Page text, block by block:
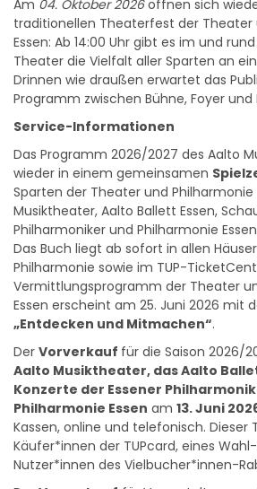
traditionellen Theaterfest der Theater
Essen: Ab 14:00 Uhr gibt es im und
Theater die Vielfalt aller Sparten an
Drinnen wie draußen erwartet das
Programm zwischen Bühne, Foyer
wieder in einem gemeinsamen
Sparten der Theater und Philharmonie
Musiktheater, Aalto Ballett Essen,
Philharmoniker und Philharmonie
Das Buch liegt ab sofort in allen
Philharmonie sowie im TUP-
Vermittlungsprogramm der Theater
Essen erscheint am 25. Juni 2026 mit
„Entdecken und Mitmachen“.
Aalto Musiktheater, das Aalto
Konzerte der Essener
Philharmonie Essenam13. Juni
Kassen, online und telefonisch. Dieser
Käufer*innen der TUPcard, eines
Nutzer*innen des Vielbucher*innen-